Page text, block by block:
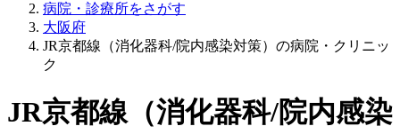
病院・診療所をさがす
大阪府
JR京都線（消化器科/院内感染対策）の病院・クリニッ
ク
JR京都線（消化器科/院内感染